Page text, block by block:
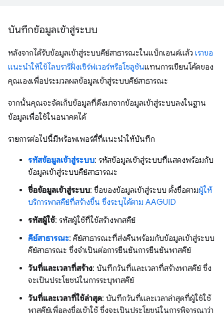
บันทึกข้อมูลเข้าสู่ระบบ
หลังจากได้รับข้อมูลเข้าสู่ระบบคีย์สาธารณะในแบ็กเอนด์แล้ว เราขอ
แนะนำให้ใช้ไลบรารีฝั่งเซิร์ฟเวอร์หรือโซลูชันแทนการเขียนโค้ดของ
คุณเองเพื่อประมวลผลข้อมูลเข้าสู่ระบบคีย์สาธารณะ
จากนั้นคุณจะจัดเก็บข้อมูลที่ดึงมาจากข้อมูลเข้าสู่ระบบลงในฐาน
ข้อมูลเพื่อใช้ในอนาคตได้
รายการต่อไปนี้มีพร็อพเพอร์ตี้ที่แนะนำให้บันทึก
รหัสข้อมูลเข้าสู่ระบบ: รหัสข้อมูลเข้าสู่ระบบที่แสดงพร้อมกับ
ข้อมูลเข้าสู่ระบบคีย์สาธารณะ
ชื่อข้อมูลเข้าสู่ระบบ: ชื่อของข้อมูลเข้าสู่ระบบ ตั้งชื่อตามผู้ให้
บริการพาสคีย์ที่สร้างขึ้น ซึ่งระบุได้ตาม AAGUID
รหัสผู้ใช้: รหัสผู้ใช้ที่ใช้สร้างพาสคีย์
คีย์สาธารณะ: คีย์สาธารณะที่ส่งคืนพร้อมกับข้อมูลเข้าสู่ระบบ
คีย์สาธารณะ ซึ่งจำเป็นต่อการยืนยันการยืนยันพาสคีย์
วันที่และเวลาที่สร้าง: บันทึกวันที่และเวลาที่สร้างพาสคีย์ ซึ่ง
จะเป็นประโยชน์ในการระบุพาสคีย์
วันที่และเวลาที่ใช้ล่าสุด: บันทึกวันที่และเวลาล่าสุดที่ผู้ใช้ใช้
พาสคีย์เพื่อลงชื่อเข้าใช้ ซึ่งจะเป็นประโยชน์ในการพิจารณาว่า